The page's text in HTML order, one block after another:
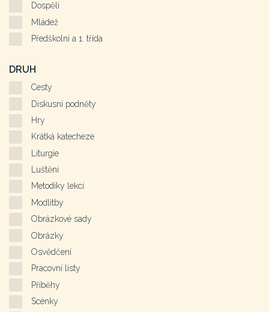
Dospělí
Mládež
Předškolní a 1. třída
DRUH
Cesty
Diskusní podněty
Hry
Krátká katecheze
Liturgie
Luštění
Metodiky lekcí
Modlitby
Obrázkové sady
Obrázky
Osvědčení
Pracovní listy
Příběhy
Scénky